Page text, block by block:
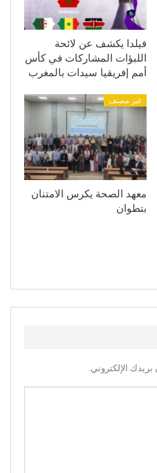
فيلدا يكشف عن لائحة
اللبؤات المشاركات في كأس
أمم إفريقيا سيدات بالمغرب
غير مصنف
معهد الصحة يكرس الامتنان
بتطوان
الإلكتروني.